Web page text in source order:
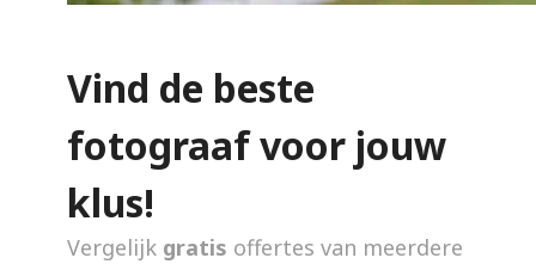
Vind de beste
fotograaf voor jouw
klus!
Vergelijk gratis offertes van meerdere